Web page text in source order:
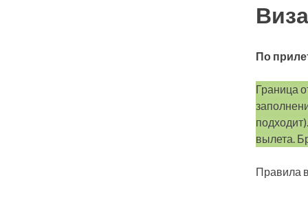
По
Граница
вылета.
Правила